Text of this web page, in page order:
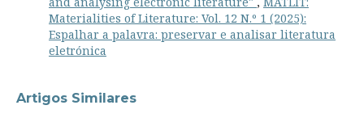
Materialities of Literature: Vol. 12 N.º 1 (2025):
Espalhar a palavra: preservar e analisar literatura
eletrónica
Artigos Similares